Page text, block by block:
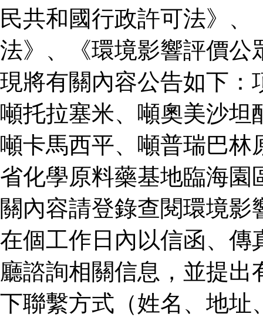
民共和國行政許可法》
法》、《環境影響評價公
現將有關內容公告如下：
噸托拉塞米、噸奧美沙坦
噸卡馬西平、噸普瑞巴林
省化學原料藥基地臨海園
關內容請登錄查閱環境
在個工作日內以信函、傳
廳諮詢相關信息，並提
下聯繫方式（姓名、地址